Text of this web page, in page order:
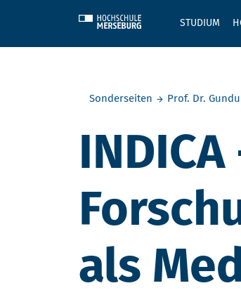
STUDIUM
Sonderseiten
Prof. Dr.
als